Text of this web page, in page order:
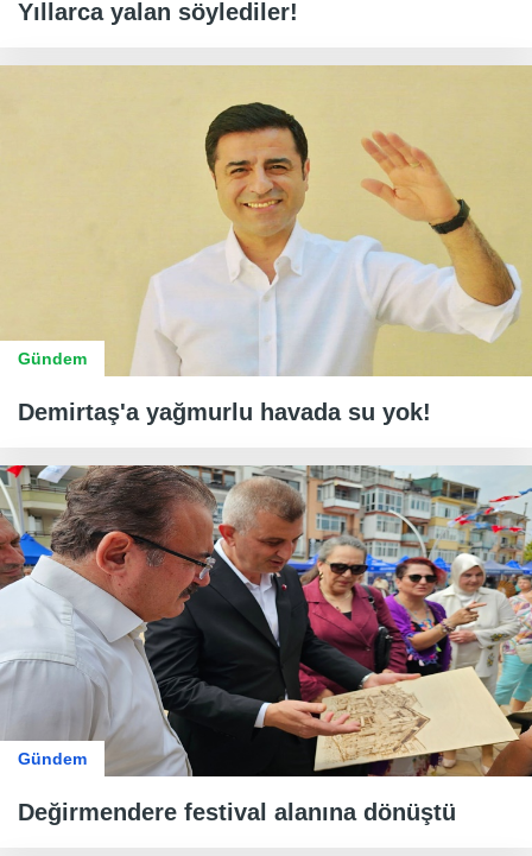
Yıllarca yalan söylediler!
Gündem
Demirtaş'a yağmurlu havada su yok!
Gündem
Değirmendere festival alanına dönüştü